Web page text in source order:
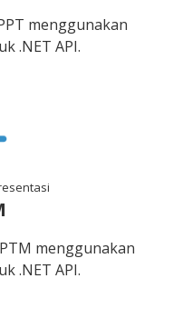
menggunakan
.NET API.
menggunakan
.NET API.